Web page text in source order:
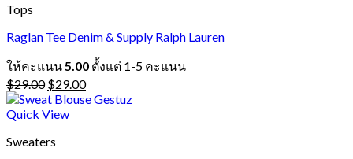
Tops
Raglan Tee Denim & Supply Ralph Lauren
ให้คะแนน 5.00 ตั้งแต่ 1-5 คะแนน
$29.00 Original
price
was:
$29.00Current
price
Quick View
Sweaters